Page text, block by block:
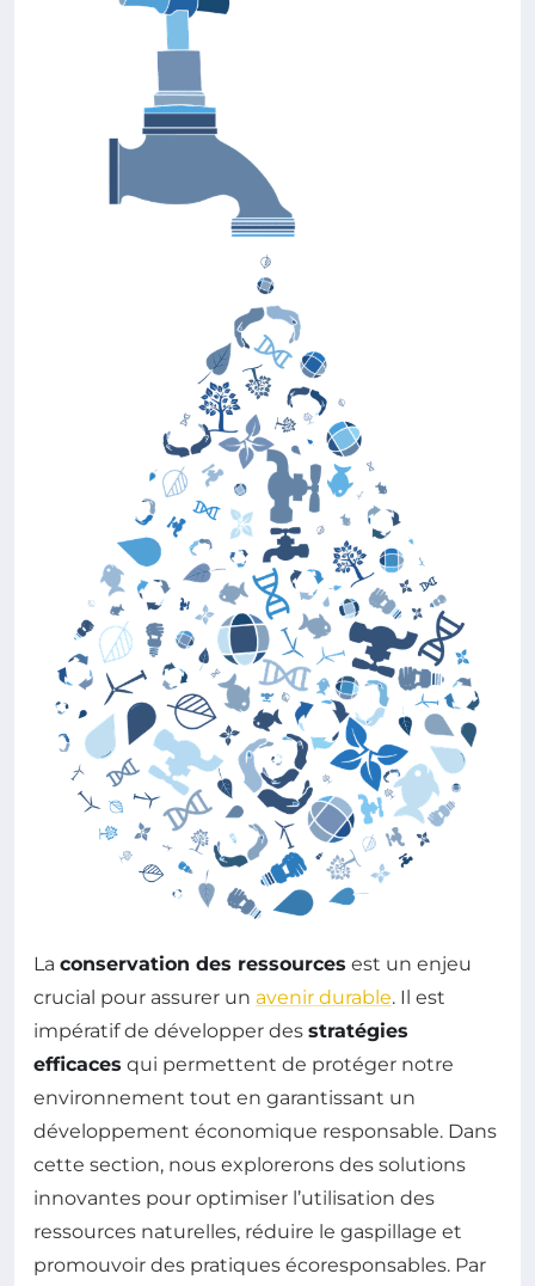
La conservation des ressources est un enjeu
crucial pour assurer un avenir durable. Il est
impératif de développer des stratégies
efficaces qui permettent de protéger notre
environnement tout en garantissant un
développement économique responsable. Dans
cette section, nous explorerons des solutions
innovantes pour optimiser l’utilisation des
ressources naturelles, réduire le gaspillage et
promouvoir des pratiques écoresponsables. Par